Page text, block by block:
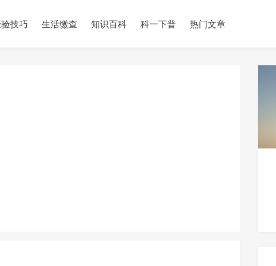
技巧 生活缴查 知识百科 科一下普 热门文章